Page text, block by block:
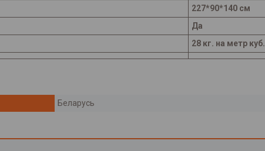
227*90*140 см
Да
28 кг. на метр куб.
Беларусь